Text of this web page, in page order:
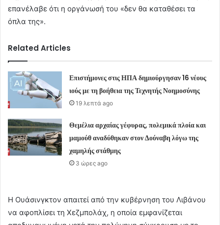
επανέλαβε ότι η οργάνωσή του «δεν θα καταθέσει τα
όπλα της».
Related Articles
Επιστήμονες στις ΗΠΑ δημιούργησαν 16 νέους
ιούς με τη βοήθεια της Τεχνητής Νοημοσύνης
19 λεπτά ago
Θεμέλια αρχαίας γέφυρας, πολεμικά πλοία και
μαμούθ αναδύθηκαν στον Δούναβη λόγω της
χαμηλής στάθμης
3 ώρες ago
Η Ουάσινγκτον απαιτεί από την κυβέρνηση του Λιβάνου
να αφοπλίσει τη Χεζμπολάχ, η οποία εμφανίζεται